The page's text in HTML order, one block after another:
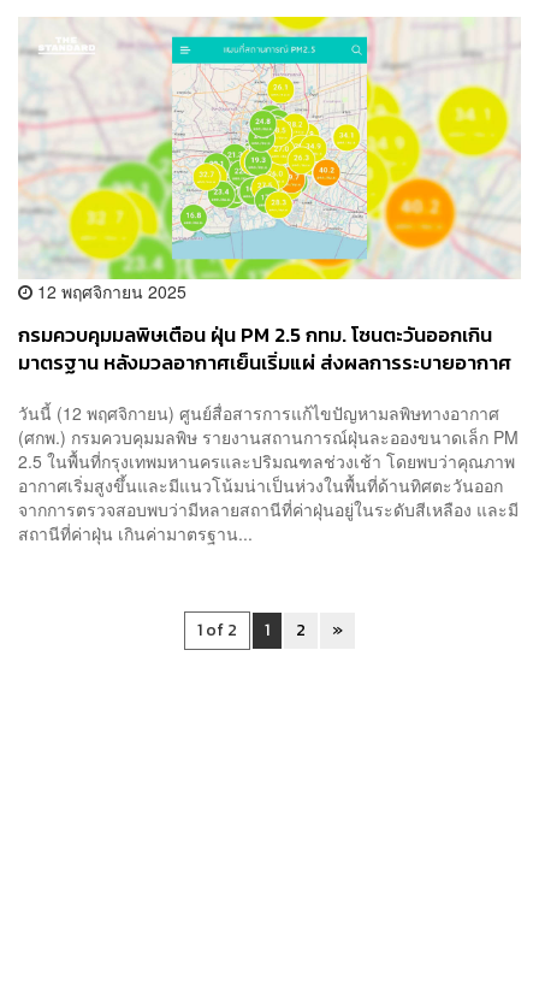
12 พฤศจิกายน 2025
กรมควบคุมมลพิษเตือน ฝุ่น PM 2.5 กทม. โซนตะวันออกเกิน
มาตรฐาน หลังมวลอากาศเย็นเริ่มแผ่ ส่งผลการระบายอากาศ
วันนี้ (12 พฤศจิกายน) ศูนย์สื่อสารการแก้ไขปัญหามลพิษทางอากาศ
(ศกพ.) กรมควบคุมมลพิษ รายงานสถานการณ์ฝุ่นละอองขนาดเล็ก PM
2.5 ในพื้นที่กรุงเทพมหานครและปริมณฑลช่วงเช้า โดยพบว่าคุณภาพ
อากาศเริ่มสูงขึ้นและมีแนวโน้มน่าเป็นห่วงในพื้นที่ด้านทิศตะวันออก
จากการตรวจสอบพบว่ามีหลายสถานีที่ค่าฝุ่นอยู่ในระดับสีเหลือง และมี
สถานีที่ค่าฝุ่น เกินค่ามาตรฐาน...
1 of 2 1 2 »